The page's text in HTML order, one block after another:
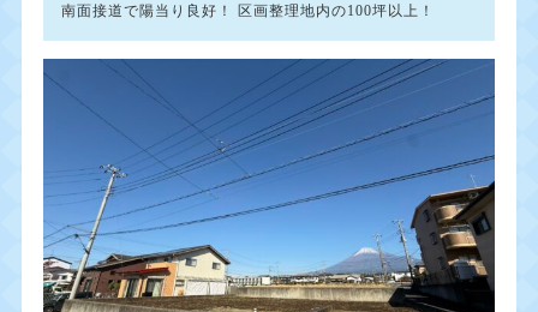
南面接道で陽当り良好！ 区画整理地内の100坪以上！